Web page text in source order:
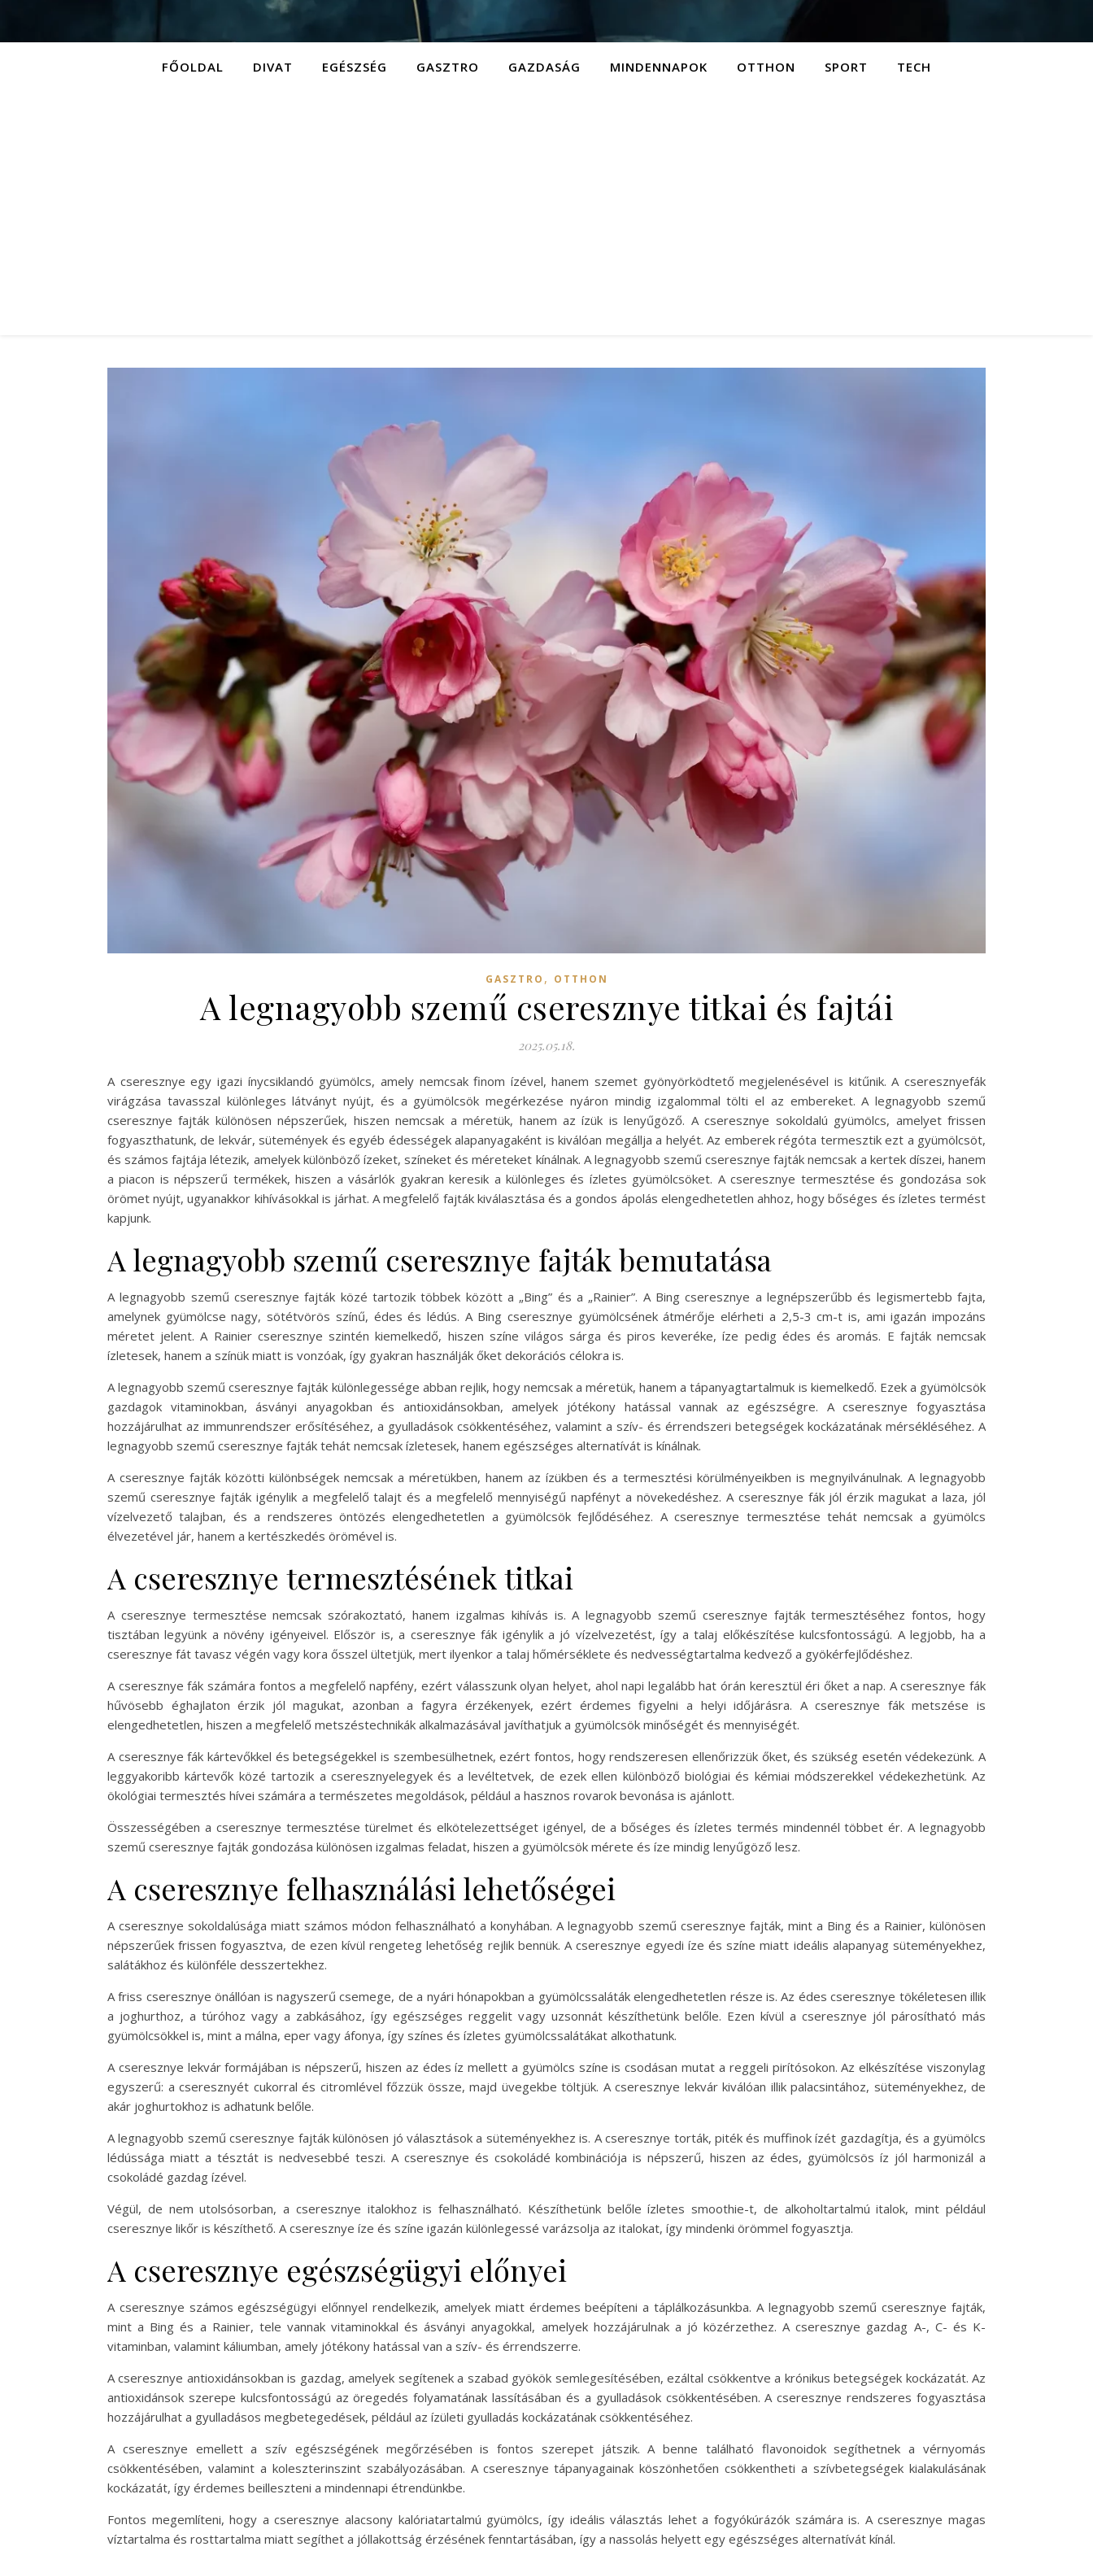
FŐOLDAL DIVAT EGÉSZSÉG GASZTRO GAZDASÁG MINDENNAPOK OTTHON SPORT TECH
GASZTRO , OTTHON
A legnagyobb szemű cseresznye titkai és fajtái
2025.05.18.
A cseresznye egy igazi ínycsiklandó gyümölcs, amely nemcsak finom ízével, hanem szemet gyönyörködtető megjelenésével is kitűnik. A cseresznyefák
virágzása tavasszal különleges látványt nyújt, és a gyümölcsök megérkezése nyáron mindig izgalommal tölti el az embereket. A legnagyobb szemű
cseresznye fajták különösen népszerűek, hiszen nemcsak a méretük, hanem az ízük is lenyűgöző. A cseresznye sokoldalú gyümölcs, amelyet frissen
fogyaszthatunk, de lekvár, sütemények és egyéb édességek alapanyagaként is kiválóan megállja a helyét. Az emberek régóta termesztik ezt a gyümölcsöt,
és számos fajtája létezik, amelyek különböző ízeket, színeket és méreteket kínálnak. A legnagyobb szemű cseresznye fajták nemcsak a kertek díszei, hanem
a piacon is népszerű termékek, hiszen a vásárlók gyakran keresik a különleges és ízletes gyümölcsöket. A cseresznye termesztése és gondozása sok
örömet nyújt, ugyanakkor kihívásokkal is járhat. A megfelelő fajták kiválasztása és a gondos ápolás elengedhetetlen ahhoz, hogy bőséges és ízletes termést
kapjunk.
A legnagyobb szemű cseresznye fajták bemutatása
A legnagyobb szemű cseresznye fajták közé tartozik többek között a „Bing” és a „Rainier”. A Bing cseresznye a legnépszerűbb és legismertebb fajta,
amelynek gyümölcse nagy, sötétvörös színű, édes és lédús. A Bing cseresznye gyümölcsének átmérője elérheti a 2,5-3 cm-t is, ami igazán impozáns
méretet jelent. A Rainier cseresznye szintén kiemelkedő, hiszen színe világos sárga és piros keveréke, íze pedig édes és aromás. E fajták nemcsak
ízletesek, hanem a színük miatt is vonzóak, így gyakran használják őket dekorációs célokra is.
A legnagyobb szemű cseresznye fajták különlegessége abban rejlik, hogy nemcsak a méretük, hanem a tápanyagtartalmuk is kiemelkedő. Ezek a gyümölcsök
gazdagok vitaminokban, ásványi anyagokban és antioxidánsokban, amelyek jótékony hatással vannak az egészségre. A cseresznye fogyasztása
hozzájárulhat az immunrendszer erősítéséhez, a gyulladások csökkentéséhez, valamint a szív- és érrendszeri betegségek kockázatának mérsékléséhez. A
legnagyobb szemű cseresznye fajták tehát nemcsak ízletesek, hanem egészséges alternatívát is kínálnak.
A cseresznye fajták közötti különbségek nemcsak a méretükben, hanem az ízükben és a termesztési körülményeikben is megnyilvánulnak. A legnagyobb
szemű cseresznye fajták igénylik a megfelelő talajt és a megfelelő mennyiségű napfényt a növekedéshez. A cseresznye fák jól érzik magukat a laza, jól
vízelvezető talajban, és a rendszeres öntözés elengedhetetlen a gyümölcsök fejlődéséhez. A cseresznye termesztése tehát nemcsak a gyümölcs
élvezetével jár, hanem a kertészkedés örömével is.
A cseresznye termesztésének titkai
A cseresznye termesztése nemcsak szórakoztató, hanem izgalmas kihívás is. A legnagyobb szemű cseresznye fajták termesztéséhez fontos, hogy
tisztában legyünk a növény igényeivel. Először is, a cseresznye fák igénylik a jó vízelvezetést, így a talaj előkészítése kulcsfontosságú. A legjobb, ha a
cseresznye fát tavasz végén vagy kora ősszel ültetjük, mert ilyenkor a talaj hőmérséklete és nedvességtartalma kedvező a gyökérfejlődéshez.
A cseresznye fák számára fontos a megfelelő napfény, ezért válasszunk olyan helyet, ahol napi legalább hat órán keresztül éri őket a nap. A cseresznye fák
hűvösebb éghajlaton érzik jól magukat, azonban a fagyra érzékenyek, ezért érdemes figyelni a helyi időjárásra. A cseresznye fák metszése is
elengedhetetlen, hiszen a megfelelő metszéstechnikák alkalmazásával javíthatjuk a gyümölcsök minőségét és mennyiségét.
A cseresznye fák kártevőkkel és betegségekkel is szembesülhetnek, ezért fontos, hogy rendszeresen ellenőrizzük őket, és szükség esetén védekezünk. A
leggyakoribb kártevők közé tartozik a cseresznyelegyek és a levéltetvek, de ezek ellen különböző biológiai és kémiai módszerekkel védekezhetünk. Az
ökológiai termesztés hívei számára a természetes megoldások, például a hasznos rovarok bevonása is ajánlott.
Összességében a cseresznye termesztése türelmet és elkötelezettséget igényel, de a bőséges és ízletes termés mindennél többet ér. A legnagyobb
szemű cseresznye fajták gondozása különösen izgalmas feladat, hiszen a gyümölcsök mérete és íze mindig lenyűgöző lesz.
A cseresznye felhasználási lehetőségei
A cseresznye sokoldalúsága miatt számos módon felhasználható a konyhában. A legnagyobb szemű cseresznye fajták, mint a Bing és a Rainier, különösen
népszerűek frissen fogyasztva, de ezen kívül rengeteg lehetőség rejlik bennük. A cseresznye egyedi íze és színe miatt ideális alapanyag süteményekhez,
salátákhoz és különféle desszertekhez.
A friss cseresznye önállóan is nagyszerű csemege, de a nyári hónapokban a gyümölcssaláták elengedhetetlen része is. Az édes cseresznye tökéletesen illik
a joghurthoz, a túróhoz vagy a zabkásához, így egészséges reggelit vagy uzsonnát készíthetünk belőle. Ezen kívül a cseresznye jól párosítható más
gyümölcsökkel is, mint a málna, eper vagy áfonya, így színes és ízletes gyümölcssalátákat alkothatunk.
A cseresznye lekvár formájában is népszerű, hiszen az édes íz mellett a gyümölcs színe is csodásan mutat a reggeli pirítósokon. Az elkészítése viszonylag
egyszerű: a cseresznyét cukorral és citromlével főzzük össze, majd üvegekbe töltjük. A cseresznye lekvár kiválóan illik palacsintához, süteményekhez, de
akár joghurtokhoz is adhatunk belőle.
A legnagyobb szemű cseresznye fajták különösen jó választások a süteményekhez is. A cseresznye torták, piték és muffinok ízét gazdagítja, és a gyümölcs
lédússága miatt a tésztát is nedvesebbé teszi. A cseresznye és csokoládé kombinációja is népszerű, hiszen az édes, gyümölcsös íz jól harmonizál a
csokoládé gazdag ízével.
Végül, de nem utolsósorban, a cseresznye italokhoz is felhasználható. Készíthetünk belőle ízletes smoothie-t, de alkoholtartalmú italok, mint például
cseresznye likőr is készíthető. A cseresznye íze és színe igazán különlegessé varázsolja az italokat, így mindenki örömmel fogyasztja.
A cseresznye egészségügyi előnyei
A cseresznye számos egészségügyi előnnyel rendelkezik, amelyek miatt érdemes beépíteni a táplálkozásunkba. A legnagyobb szemű cseresznye fajták,
mint a Bing és a Rainier, tele vannak vitaminokkal és ásványi anyagokkal, amelyek hozzájárulnak a jó közérzethez. A cseresznye gazdag A-, C- és K-
vitaminban, valamint káliumban, amely jótékony hatással van a szív- és érrendszerre.
A cseresznye antioxidánsokban is gazdag, amelyek segítenek a szabad gyökök semlegesítésében, ezáltal csökkentve a krónikus betegségek kockázatát. Az
antioxidánsok szerepe kulcsfontosságú az öregedés folyamatának lassításában és a gyulladások csökkentésében. A cseresznye rendszeres fogyasztása
hozzájárulhat a gyulladásos megbetegedések, például az ízületi gyulladás kockázatának csökkentéséhez.
A cseresznye emellett a szív egészségének megőrzésében is fontos szerepet játszik. A benne található flavonoidok segíthetnek a vérnyomás
csökkentésében, valamint a koleszterinszint szabályozásában. A cseresznye tápanyagainak köszönhetően csökkentheti a szívbetegségek kialakulásának
kockázatát, így érdemes beilleszteni a mindennapi étrendünkbe.
Fontos megemlíteni, hogy a cseresznye alacsony kalóriatartalmú gyümölcs, így ideális választás lehet a fogyókúrázók számára is. A cseresznye magas
víztartalma és rosttartalma miatt segíthet a jóllakottság érzésének fenntartásában, így a nassolás helyett egy egészséges alternatívát kínál.